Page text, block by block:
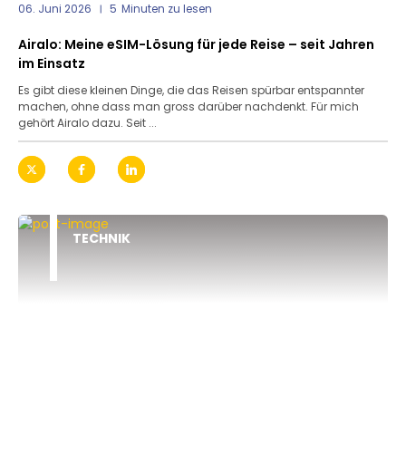
06. Juni 2026 5 Minuten zu lesen
Airalo: Meine eSIM-Lösung für jede Reise – seit Jahren
im Einsatz
Es gibt diese kleinen Dinge, die das Reisen spürbar entspannter
machen, ohne dass man gross darüber nachdenkt. Für mich
gehört Airalo dazu. Seit ...
TECHNIK